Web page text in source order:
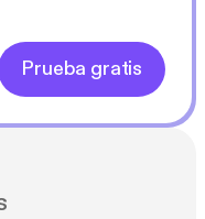
Prueba gratis